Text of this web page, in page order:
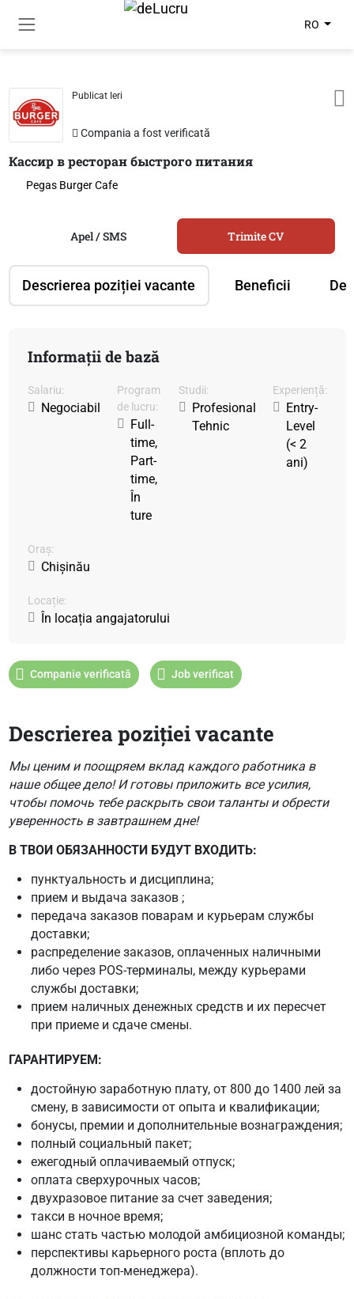
RO
Publicat Ieri
Compania a fost verificată
Кассир в ресторан быстрого питания
Pegas Burger Cafe
Descrierea poziției vacante Beneficii
Apel / SMS Trimite CV
Informații de bază
Salariu:
Negociabil
Program
de lucru:
Full-
time,
Part-
time,
În
ture
Studii:
Profesional
Tehnic
Experiență:
Entry-
Level
(< 2
ani)
Oraș:
Chișinău
Locație:
În locația angajatorului
Companie verificată Job verificat
Descrierea poziției vacante
Мы ценим и поощряем вклад каждого работника в
наше общее дело! И готовы приложить все усилия,
чтобы помочь тебе раскрыть свои таланты и обрести
уверенность в завтрашнем дне!
В ТВОИ ОБЯЗАННОСТИ БУДУТ ВХОДИТЬ:
пунктуальность и дисциплина;
прием и выдача заказов ;
передача заказов поварам и курьерам службы
доставки;
распределение заказов, оплаченных наличными
либо через POS-терминалы, между курьерами
службы доставки;
прием наличных денежных средств и их пересчет
при приеме и сдаче смены.
ГАРАНТИРУЕМ:
достойную заработную плату, от 800 до 1400 лей за
смену, в зависимости от опыта и квалификации;
бонусы, премии и дополнительные вознаграждения;
полный социальный пакет;
ежегодный оплачиваемый отпуск;
оплата сверхурочных часов;
двухразовое питание за счет заведения;
такси в ночное время;
шанс стать частью молодой амбициозной команды;
перспективы карьерного роста (вплоть до
должности топ-менеджера).